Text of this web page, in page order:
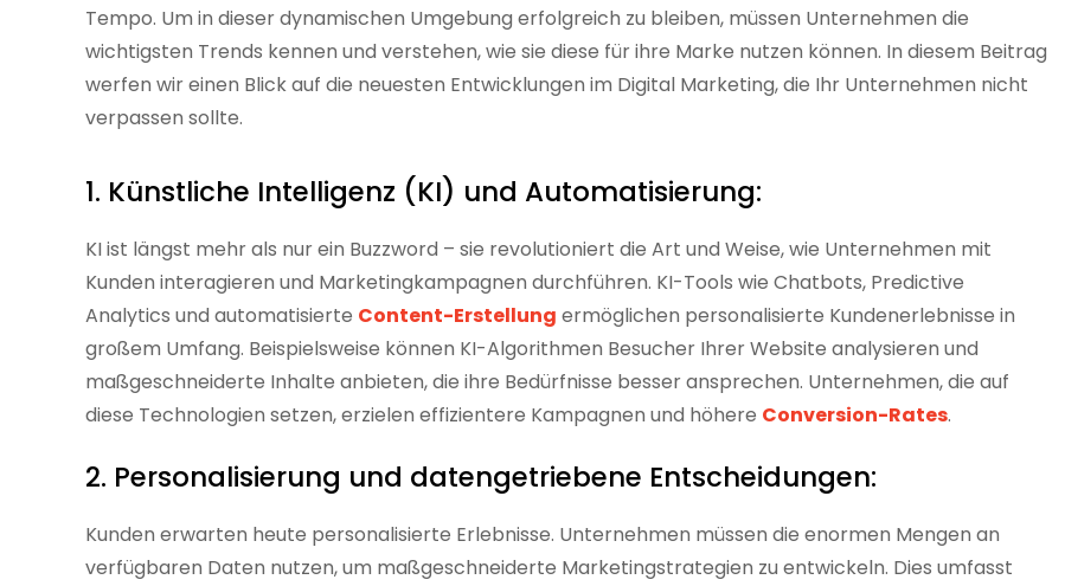
Tempo. Um in dieser dynamischen Umgebung erfolgreich zu bleiben, müssen Unternehmen die
wichtigsten Trends kennen und verstehen, wie sie diese für ihre Marke nutzen können. In diesem Beitrag
werfen wir einen Blick auf die neuesten Entwicklungen im Digital Marketing, die Ihr Unternehmen nicht
verpassen sollte.
1. Künstliche Intelligenz (KI) und Automatisierung:
KI ist längst mehr als nur ein Buzzword – sie revolutioniert die Art und Weise, wie Unternehmen mit
Kunden interagieren und Marketingkampagnen durchführen. KI-Tools wie Chatbots, Predictive
Analytics und automatisierte Content-Erstellung ermöglichen personalisierte Kundenerlebnisse in
großem Umfang. Beispielsweise können KI-Algorithmen Besucher Ihrer Website analysieren und
maßgeschneiderte Inhalte anbieten, die ihre Bedürfnisse besser ansprechen. Unternehmen, die auf
diese Technologien setzen, erzielen effizientere Kampagnen und höhere Conversion-Rates.
2. Personalisierung und datengetriebene Entscheidungen:
Kunden erwarten heute personalisierte Erlebnisse. Unternehmen müssen die enormen Mengen an
verfügbaren Daten nutzen, um maßgeschneiderte Marketingstrategien zu entwickeln. Dies umfasst